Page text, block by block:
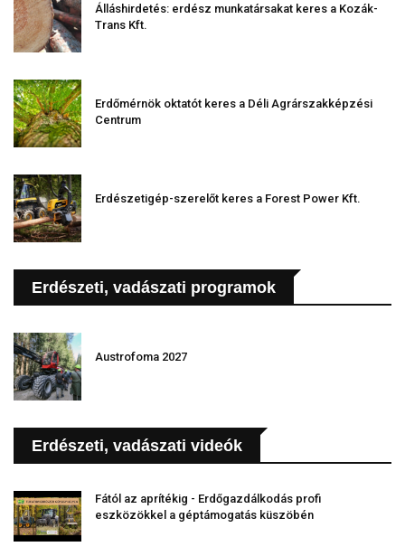
Álláshirdetés: erdész munkatársakat keres a Kozák-
Trans Kft.
Erdőmérnök oktatót keres a Déli Agrárszakképzési
Centrum
Erdészetigép-szerelőt keres a Forest Power Kft.
Erdészeti, vadászati programok
Austrofoma 2027
Erdészeti, vadászati videók
Fától az aprítékig - Erdőgazdálkodás profi
eszközökkel a géptámogatás küszöbén